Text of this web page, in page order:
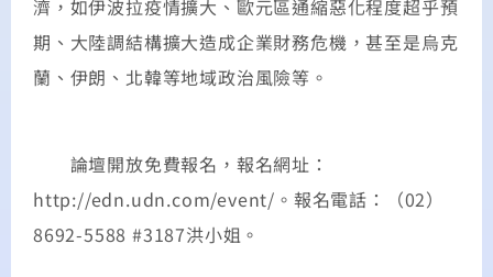
濟，如伊波拉疫情擴大、歐元區通縮惡化程度超乎預
期、大陸調結構擴大造成企業財務危機，甚至是烏克
蘭、伊朗、北韓等地域政治風險等。
論壇開放免費報名，報名網址：
http://edn.udn.com/event/。報名電話：（02）
8692-5588 #3187洪小姐。